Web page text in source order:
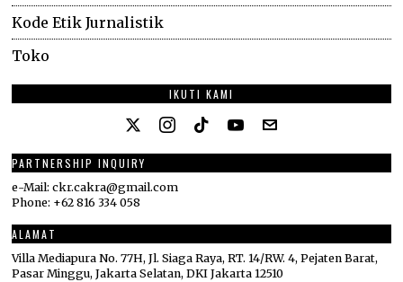
Kode Etik Jurnalistik
Toko
IKUTI KAMI
PARTNERSHIP INQUIRY
e-Mail: ckr.cakra@gmail.com
Phone: +62 816 334 058
ALAMAT
Villa Mediapura No. 77H, Jl. Siaga Raya, RT. 14/RW. 4, Pejaten Barat,
Pasar Minggu, Jakarta Selatan, DKI Jakarta 12510